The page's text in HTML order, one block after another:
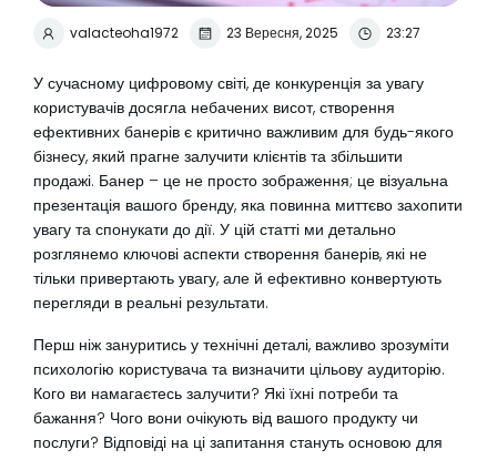
valacteoha1972 23 Вересня, 2025 23:27
У сучасному цифровому світі, де конкуренція за увагу
користувачів досягла небачених висот, створення
ефективних банерів є критично важливим для будь-якого
бізнесу, який прагне залучити клієнтів та збільшити
продажі. Банер – це не просто зображення; це візуальна
презентація вашого бренду, яка повинна миттєво захопити
увагу та спонукати до дії. У цій статті ми детально
розглянемо ключові аспекти створення банерів, які не
тільки привертають увагу, але й ефективно конвертують
перегляди в реальні результати.
Перш ніж зануритись у технічні деталі, важливо зрозуміти
психологію користувача та визначити цільову аудиторію.
Кого ви намагаєтесь залучити? Які їхні потреби та
бажання? Чого вони очікують від вашого продукту чи
послуги? Відповіді на ці запитання стануть основою для